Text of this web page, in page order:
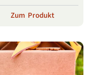
Zum Produkt